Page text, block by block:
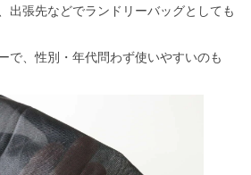
出張先などでランドリーバッグとしても
で、性別・年代問わず使いやすいのも